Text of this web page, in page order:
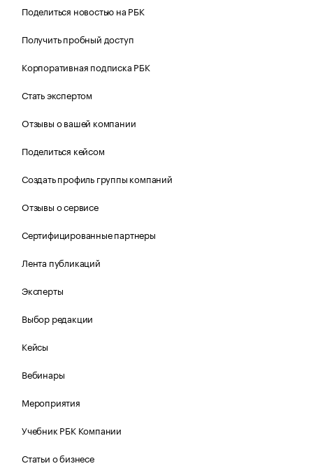
Поделиться новостью на РБК
Получить пробный доступ
Корпоративная подписка РБК
Стать экспертом
Отзывы о вашей компании
Поделиться кейсом
Создать профиль группы компаний
Отзывы о сервисе
Сертифицированные партнеры
Лента публикаций
Эксперты
Выбор редакции
Кейсы
Вебинары
Мероприятия
Учебник РБК Компании
Статьи о бизнесе